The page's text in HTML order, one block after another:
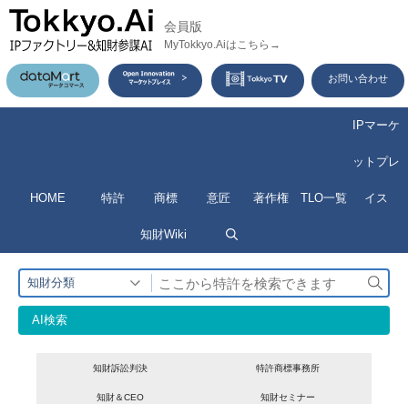
コ
ン
テ
ン
プ
会員版
MyTokkyo.Aiはこちら→
お問い合わせ
HOME 特許 商標 意匠 著作権 TLO一覧
IPマーケ
ットプレ
イス
知財Wiki
知財分類
検
索
AI検索
知財訴訟判決 特許商標事務所
知財＆CEO 知財セミナー